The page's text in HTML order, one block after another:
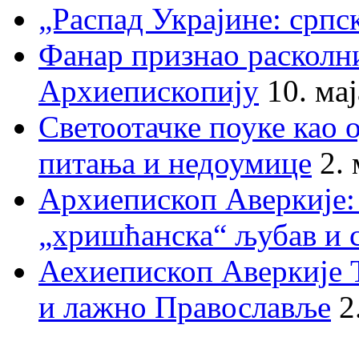
„Распад Украјине:
Фанар признао
Архиепископију 10.
Светоотачке поуке као
питања и недоумице 2.
Архиепископ
„хришћанска“ љубав и
Аехиепископ
и лажно Православље